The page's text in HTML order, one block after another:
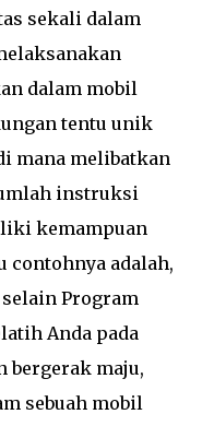
sekali dalam
dalam mobil
tentu unik
mana melibatkan
instruksi
kemampuan
contohnya adalah,
Program
Anda pada
bergerak maju,
sebuah mobil